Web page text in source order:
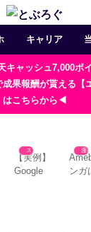
キャリア
キャッシュ7,000ポ
果報酬が貰える
はこちらから◀
スマホ
【実例】
Google
漫画
ンガ